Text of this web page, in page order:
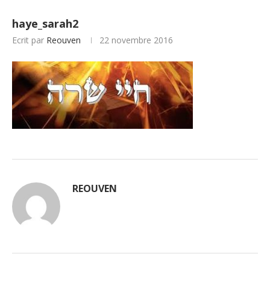
haye_sarah2
Ecrit par Reouven 22 novembre 2016
REOUVEN